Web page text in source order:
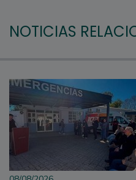
NOTICIAS